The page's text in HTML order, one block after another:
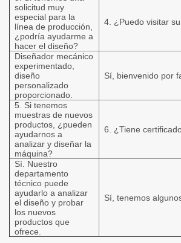
solicitud muy
especial para la
línea de producción,
¿podría ayudarme a
hacer el diseño?
4. ¿Puedo visitar
Diseñador mecánico
experimentado,
diseño
personalizado
proporcionado.
Sí, bienvenido por
5. Si tenemos
muestras de nuevos
productos, ¿pueden
ayudarnos a
analizar y diseñar la
máquina?
6. ¿Tiene
Sí. Nuestro
departamento
técnico puede
ayudarlo a analizar
el diseño y probar
los nuevos
productos que
ofrece.
Sí, tenemos